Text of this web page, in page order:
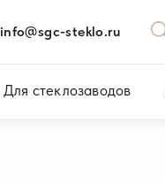
info@sgc-steklo.ru
Для стеклозаводов